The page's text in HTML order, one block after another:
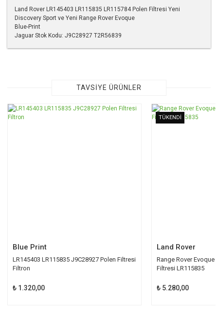
Land Rover LR145403 LR115835 LR115784 Polen Filtresi Yeni
Discovery Sport ve Yeni Range Rover Evoque
Blue-Print
Jaguar Stok Kodu: J9C28927 T2R56839
Görüş ve önerileriniz için teşekkür ederiz.
Ürün resmi kalitesiz, bozuk veya görüntülenemiyor.
TAVSİYE ÜRÜNLER
Blue Print
LR145403 LR115835 J9C28927 Polen Filtresi
Filtron
₺ 1.320,00
TÜKENDİ
Land Rover
Range Rover Evoque
Filtresi LR115835
₺ 5.280,00